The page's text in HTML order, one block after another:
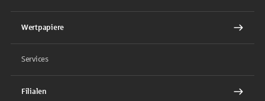
Wertpapiere
Services
Filialen